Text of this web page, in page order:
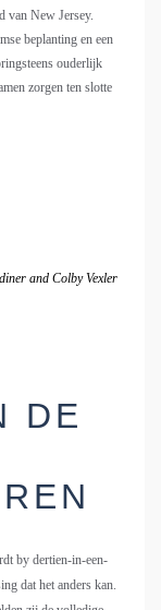
van New Jersey.
beplanting en een
ouderlijk
zorgen ten slotte
and Colby Vexler
DE
by dertien-in-een-
dat het anders kan.